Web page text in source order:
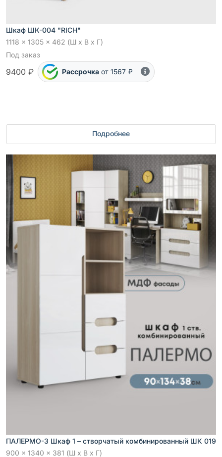
Шкаф ШК-004 "RICH"
1118 x 1305 x 462 (Ш x В x Г)
Под заказ
9400 ₽ Рассрочка от 1567 ₽
Подробнее
ПАЛЕРМО-3 Шкаф 1 – створчатый комбинированный ШК 019
900 x 1340 x 381 (Ш x В x Г)